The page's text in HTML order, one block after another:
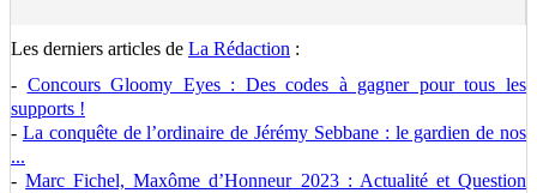
Les derniers articles de La Rédaction :
- Concours Gloomy Eyes : Des codes à gagner pour tous les
supports !
- La conquête de l’ordinaire de Jérémy Sebbane : le gardien de nos
...
-Marc Fichel, Maxôme d’Honneur 2023 : Actualité et Question